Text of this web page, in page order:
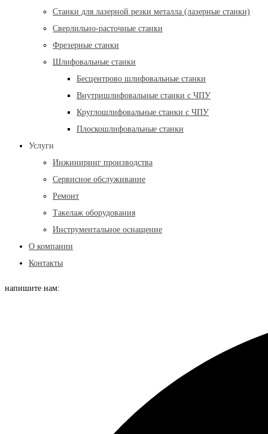
Станки для лазерной резки металла (лазерные станки)
Сверлильно-расточные станки
Фрезерные станки
Шлифовальные станки
Бесцентрово шлифовальные станки
Внутришлифовальные станки с ЧПУ
Круглошлифовальные станки с ЧПУ
Плоскошлифовальные станки
Услуги
Инжиниринг производства
Сервисное обслуживание
Ремонт
Такелаж оборудования
Инструментальное оснащение
О компании
Контакты
напишите нам: